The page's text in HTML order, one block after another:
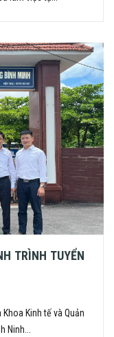
TRÌNH TUYỂN
Kinh tế và Quản